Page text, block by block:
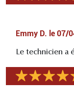
Emmy D. le 07/
Le technicien a